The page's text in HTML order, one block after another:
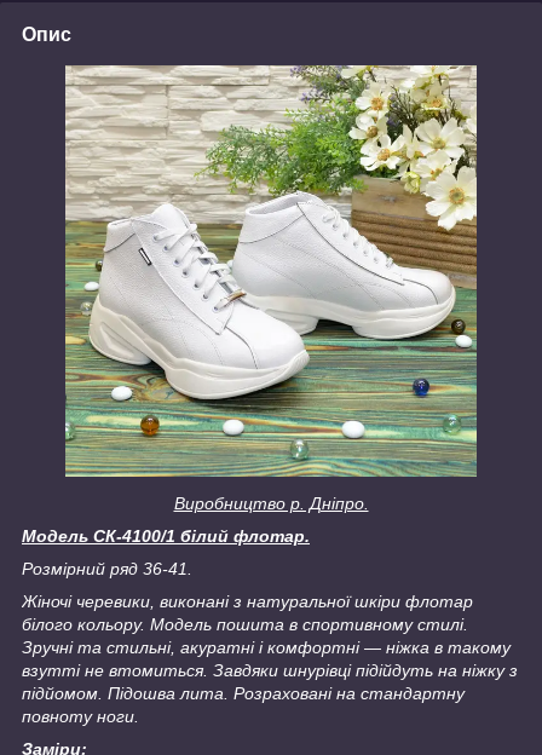
Опис
Виробництво р. Дніпро.
Модель СК-4100/1 білий флотар.
Розмірний ряд 36-41.
Жіночі черевики, виконані з натуральної шкіри флотар
білого кольору. Модель пошита в спортивному стилі.
Зручні та стильні, акуратні і комфортні ― ніжка в такому
взутті не втомиться. Завдяки шнурівці підійдуть на ніжку з
підйомом. Підошва лита. Розраховані на стандартну
повноту ноги.
Заміри: